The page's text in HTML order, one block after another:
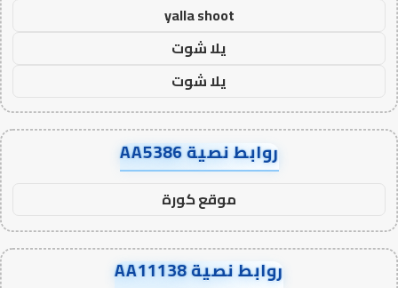
yalla shoot
يلا شوت
يلا شوت
روابط نصية AA5386
موقع كورة
روابط نصية AA11138